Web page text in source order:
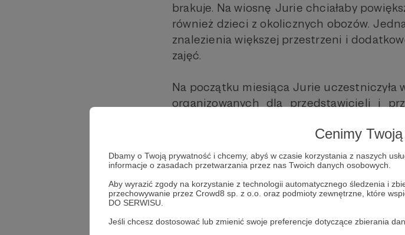
Cenimy
Dbamy o Twoją prywatność i chcemy, abyś w czasie korzystania z naszych
informacje o zasadach przetwarzania przez nas Twoich danych osobowych.
Aby wyrazić zgody na korzystanie z technologii automatycznego śledzenia i
przechowywanie przez Crowd8 sp. z o.o. oraz podmioty zewnętrzne, które
DO SERWISU.
Jeśli chcesz dostosować lub zmienić swoje preferencje dotyczące zbierania
brakuje. Na wiosnę Jurie chciałaby
również dzieci z okolicznych obozów.
znalezienia większej przestrzeni i
zajęć.
Na początku miesiąca Jurie uczestniczyła
organizowanych dla przedstawicieli i
Zachęcamy Was do dalszego wspierania
odnowienia subskrypcji.
Udostępnij